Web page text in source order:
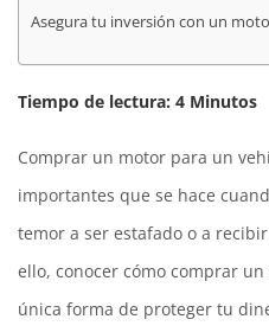
Asegura tu inversión con un
Tiempo de lectura: 4 Minutos
Comprar un motor para un
importantes que se hace
temor a ser estafado o a
ello, conocer cómo comprar
única forma de proteger tu